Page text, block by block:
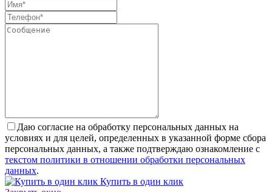
Даю согласие на обработку персональных данных на
условиях и для целей, определенных в указанной форме сбора
персональных данных, а также подтверждаю ознакомление с
текстом политики в отношении обработки персональных
данных.
Купить в один клик